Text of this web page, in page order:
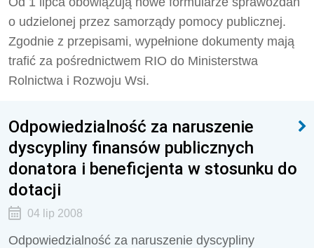
o udzielonej przez samorządy pomocy publicznej.
Zgodnie z przepisami, wypełnione dokumenty mają
trafić za pośrednictwem RIO do Ministerstwa
Rolnictwa i Rozwoju Wsi.
Odpowiedzialność za naruszenie
dyscypliny finansów publicznych
donatora i beneficjenta w stosunku do
dotacji
04 lip 2008
Odpowiedzialność za naruszenie dyscypliny